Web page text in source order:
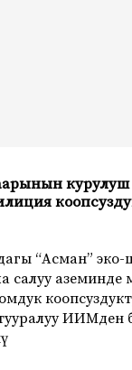
“Асман”
салуу аземинде
ИИМден